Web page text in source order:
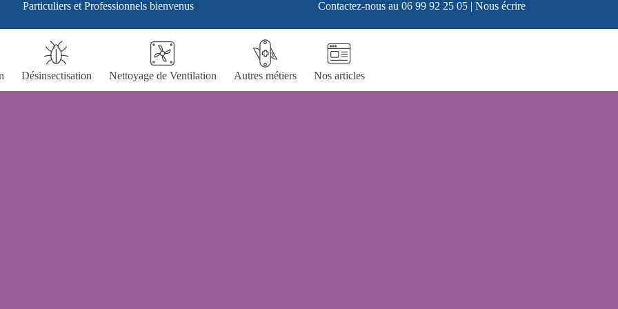
Particuliers et Professionnels bienvenus Contactez-nous au 06 99 92 25 05| Nous écrire
Désinsectisation Nettoyage de Ventilation Autres métiers Nos articles